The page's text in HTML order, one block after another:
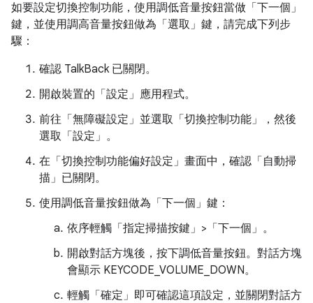
如要設定切換控制功能，使用調低音量按鈕當做「下一個」
鍵，並使用調高音量按鈕做為「選取」鍵，請完成下列步
驟：
確認 TalkBack 已關閉。
開啟裝置的「設定」應用程式。
前往「無障礙設定」 並選取「切換控制功能」
，然後
選取「設定」 。
在「切換控制功能偏好設定」畫面中，確認「自動掃
描」 已關閉。
使用調低音量按鈕做為「下一個」鍵：
依序輕觸「指定掃描按鍵」>「下一個」 。
開啟對話方塊後，按下調低音量按鈕。對話方塊
會顯示 KEYCODE_VOLUME_DOWN。
輕觸「確定」 即可確認這項設定，並關閉對話方